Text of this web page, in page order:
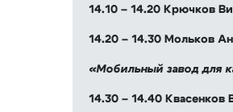
14.10 – 14.20 Крючков
14.20 – 14.30 Мольков
«Мобильный завод для
14.30 – 14.40 Квасенков